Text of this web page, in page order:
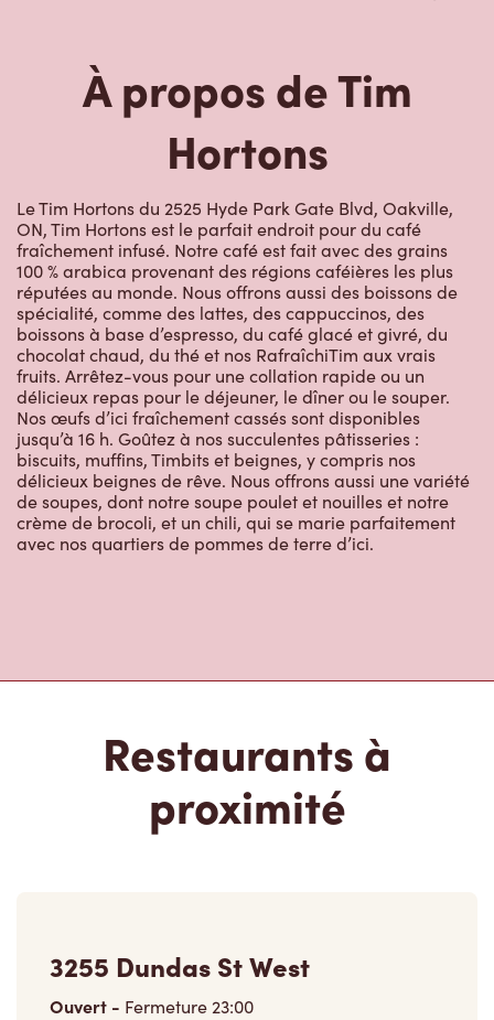
À propos de Tim
Hortons
Le Tim Hortons du 2525 Hyde Park Gate Blvd, Oakville,
ON, Tim Hortons est le parfait endroit pour du café
fraîchement infusé. Notre café est fait avec des grains
100 % arabica provenant des régions caféières les plus
réputées au monde. Nous offrons aussi des boissons de
spécialité, comme des lattes, des cappuccinos, des
boissons à base d’espresso, du café glacé et givré, du
chocolat chaud, du thé et nos RafraîchiTim aux vrais
fruits. Arrêtez-vous pour une collation rapide ou un
délicieux repas pour le déjeuner, le dîner ou le souper.
Nos œufs d’ici fraîchement cassés sont disponibles
jusqu’à 16 h. Goûtez à nos succulentes pâtisseries :
biscuits, muffins, Timbits et beignes, y compris nos
délicieux beignes de rêve. Nous offrons aussi une variété
de soupes, dont notre soupe poulet et nouilles et notre
crème de brocoli, et un chili, qui se marie parfaitement
avec nos quartiers de pommes de terre d’ici.
Restaurants à
proximité
3255 Dundas St West
Ouvert - Fermeture23:00